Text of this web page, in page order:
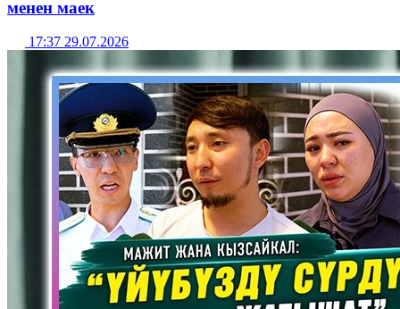
менен маек
17:37 29.07.2026